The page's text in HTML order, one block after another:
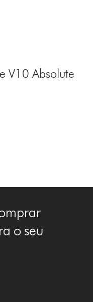
V10 Absolute
o seu